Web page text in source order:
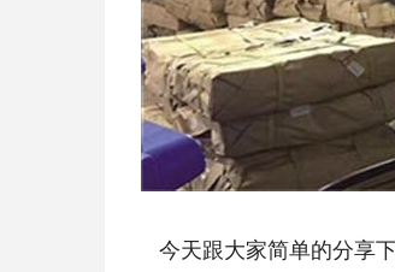
今天跟大家简单的分享